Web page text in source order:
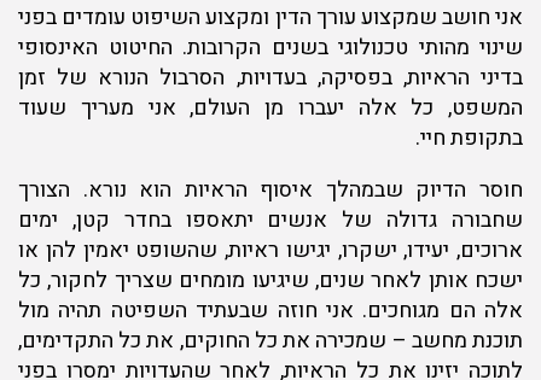
אני חושב שמקצוע עורך הדין ומקצוע השיפוט עומדים בפני
שינוי מהותי טכנולוגי בשנים הקרובות. החיטוט האינסופי
בדיני הראיות, בפסיקה, בעדויות, הסרבול הנורא של זמן
המשפט, כל אלה יעברו מן העולם, אני מעריך שעוד
בתקופת חיי.
חוסר הדיוק שבמהלך איסוף הראיות הוא נורא. הצורך
שחבורה גדולה של אנשים יתאספו בחדר קטן, ימים
ארוכים, יעידו, ישקרו, יגישו ראיות, שהשופט יאמין להן או
ישכח אותן לאחר שנים, שיגיעו מומחים שצריך לחקור, כל
אלה הם מגוחכים. אני חוזה שבעתיד השפיטה תהיה מול
תוכנת מחשב – שמכירה את כל החוקים, את כל התקדימים,
לתוכה יזינו את כל הראיות, לאחר שהעדויות ימסרו בפני